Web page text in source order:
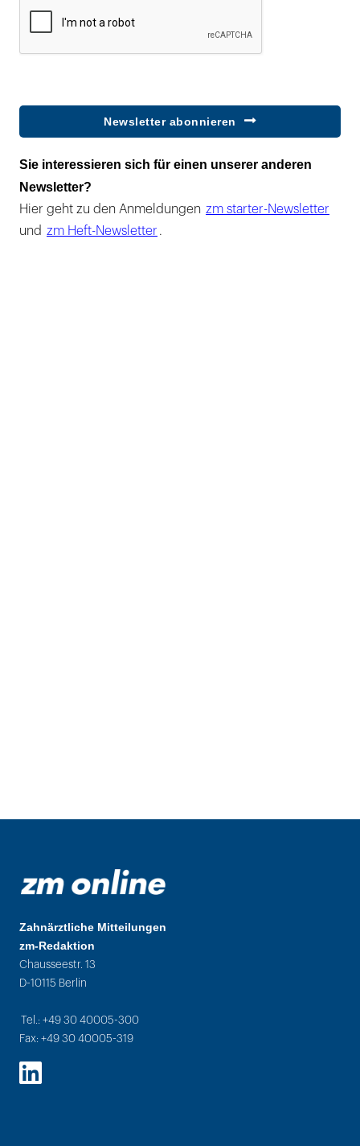
Newsletter abonnieren
Sie interessieren sich für einen unserer anderen
Newsletter?
Hier geht zu den Anmeldungen zm starter-Newsletter
und zm Heft-Newsletter .
Zahnärztliche Mitteilungen
zm-Redaktion
Chausseestr. 13
D-10115 Berlin
Tel.: +49 30 40005-300
Fax: +49 30 40005-319
LinkedIn